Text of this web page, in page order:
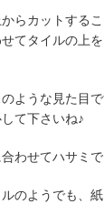
らカットする
てタイルの上
ような見た目
て下さいね♪
わせてハサミ
のようでも、